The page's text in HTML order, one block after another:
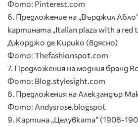
Фото: Pinterest.com
6. Предложение на „Върджил
картината „Italian plaza with a red
Джорджо де Кирико (вдясно)
Фото: Thefashionspot.com
7. Предложения на модния бранд
Фото: Blog.stylesight.com
8. Предложения на Алекзандър
Фото: Andysrose.blogspot
9. Картина „Целувката“ (1908-